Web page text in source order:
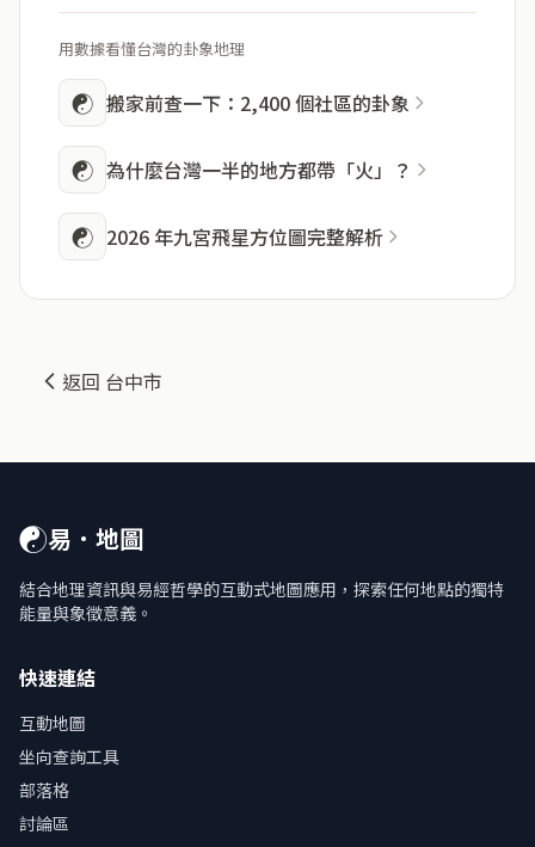
用數據看懂台灣的卦象地理
☯ 搬家前查一下：2,400 個社區的卦象
☯ 為什麼台灣一半的地方都帶「火」？
☯ 2026 年九宮飛星方位圖完整解析
返回 台中市
☯易．地圖
結合地理資訊與易經哲學的互動式地圖應用，探索任何地點的獨特
能量與象徵意義。
快速連結
互動地圖
坐向查詢工具
部落格
討論區